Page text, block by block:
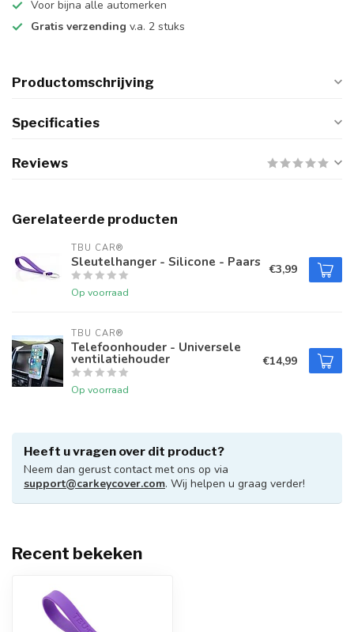
Voor bijna alle automerken
Gratis verzending v.a. 2 stuks
Productomschrijving
Specificaties
Reviews
Gerelateerde producten
TBU CAR®
Sleutelhanger - Silicone - Paars
Op voorraad
€3,99
TBU CAR®
Telefoonhouder - Universele
ventilatiehouder
Op voorraad
€14,99
Heeft u vragen over dit product?
Neem dan gerust contact met ons op via
support@carkeycover.com. Wij helpen u graag verder!
Recent bekeken